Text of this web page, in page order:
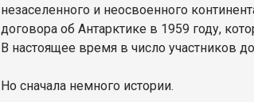
незаселенного и неосвоенного
договора об Антарктике в 1959 году,
В настоящее время в число участников
Но сначала немного истории.